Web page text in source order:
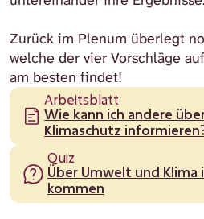
Zurück im Plenum überlegt
welche der vier Vorschläge
am besten findet!
Arbeitsblatt
Wie kann ich andere
Klimaschutz
Quiz
Über Umwelt und Klima
kommen